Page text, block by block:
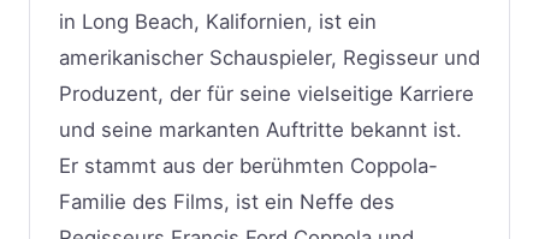
in Long Beach, Kalifornien, ist ein
amerikanischer Schauspieler, Regisseur und
Produzent, der für seine vielseitige Karriere
und seine markanten Auftritte bekannt ist.
Er stammt aus der berühmten Coppola-
Familie des Films, ist ein Neffe des